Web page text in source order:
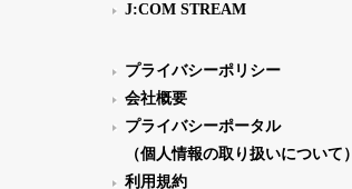
J:COM STREAM
プライバシーポリシー
会社概要
プライバシーポータル
（個人情報の取り扱いについて）
利用規約